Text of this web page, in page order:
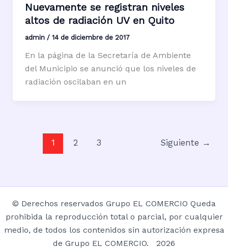
Nuevamente se registran niveles
altos de radiación UV en Quito
admin / 14 de diciembre de 2017
En la página de la Secretaría de Ambiente
del Municipio se anunció que los niveles de
radiación oscilaban en un
1 2 3 Siguiente →
© Derechos reservados Grupo EL COMERCIO Queda
prohibida la reproducción total o parcial, por cualquier
medio, de todos los contenidos sin autorización expresa
de Grupo EL COMERCIO. 2026